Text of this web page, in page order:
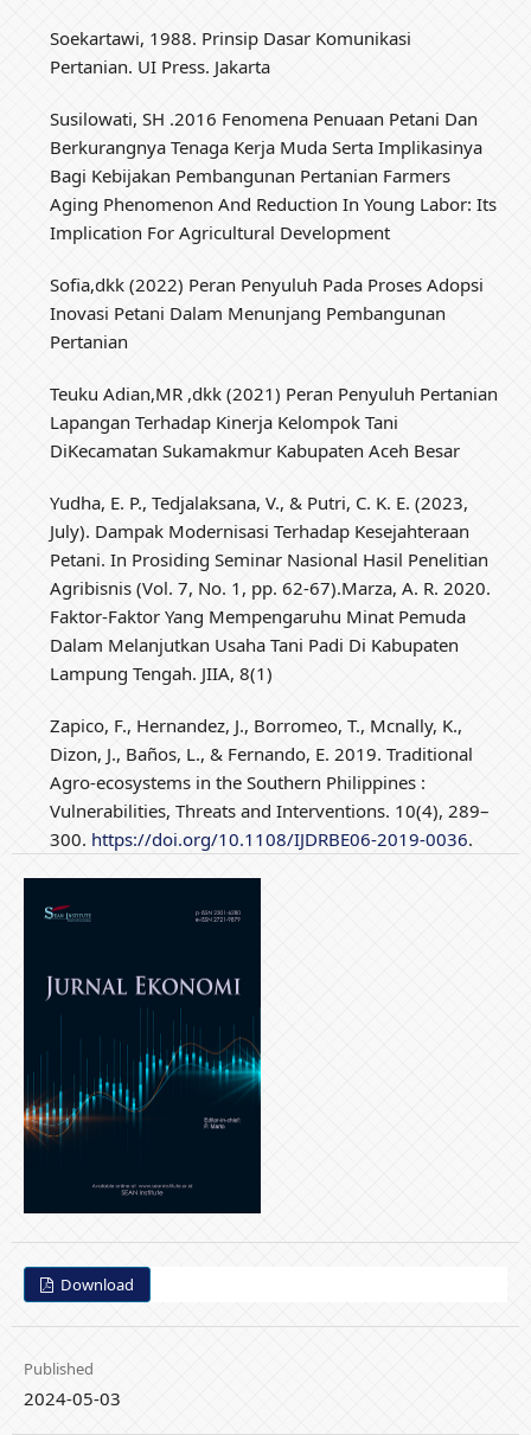
Soekartawi, 1988. Prinsip Dasar Komunikasi
Pertanian. UI Press. Jakarta
Susilowati, SH .2016 Fenomena Penuaan Petani Dan
Berkurangnya Tenaga Kerja Muda Serta Implikasinya
Bagi Kebijakan Pembangunan Pertanian Farmers
Aging Phenomenon And Reduction In Young Labor: Its
Implication For Agricultural Development
Sofia,dkk (2022) Peran Penyuluh Pada Proses Adopsi
Inovasi Petani Dalam Menunjang Pembangunan
Pertanian
Teuku Adian,MR ,dkk (2021) Peran Penyuluh Pertanian
Lapangan Terhadap Kinerja Kelompok Tani
DiKecamatan Sukamakmur Kabupaten Aceh Besar
Yudha, E. P., Tedjalaksana, V., & Putri, C. K. E. (2023,
July). Dampak Modernisasi Terhadap Kesejahteraan
Petani. In Prosiding Seminar Nasional Hasil Penelitian
Agribisnis (Vol. 7, No. 1, pp. 62-67).Marza, A. R. 2020.
Faktor-Faktor Yang Mempengaruhu Minat Pemuda
Dalam Melanjutkan Usaha Tani Padi Di Kabupaten
Lampung Tengah. JIIA, 8(1)
Zapico, F., Hernandez, J., Borromeo, T., Mcnally, K.,
Dizon, J., Baños, L., & Fernando, E. 2019. Traditional
Agro-ecosystems in the Southern Philippines :
Vulnerabilities, Threats and Interventions. 10(4), 289–
300. https://doi.org/10.1108/IJDRBE06-2019-0036.
Download
Published
2024-05-03